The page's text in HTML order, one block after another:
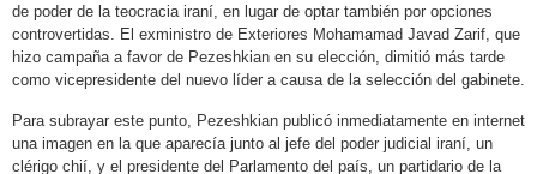
de poder de la teocracia iraní, en lugar de optar también por opciones
controvertidas. El exministro de Exteriores Mohamamad Javad Zarif, que
hizo campaña a favor de Pezeshkian en su elección, dimitió más tarde
como vicepresidente del nuevo líder a causa de la selección del gabinete.
Para subrayar este punto, Pezeshkian publicó inmediatamente en internet
una imagen en la que aparecía junto al jefe del poder judicial iraní, un
clérigo chií, y el presidente del Parlamento del país, un partidario de la